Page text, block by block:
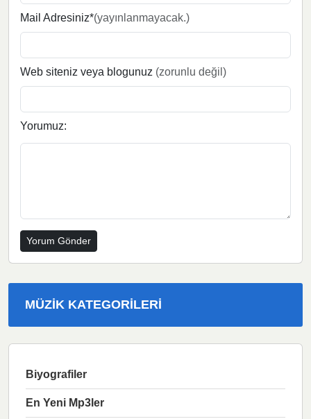
Mail Adresiniz*(yayınlanmayacak.)
Web siteniz veya blogunuz (zorunlu değil)
Yorumuz:
MÜZIK KATEGORILERI
Biyografiler
En Yeni Mp3ler